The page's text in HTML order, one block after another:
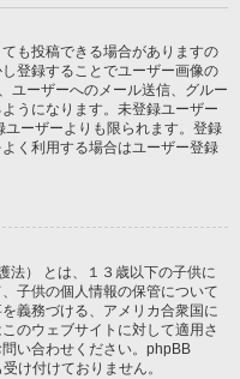
も投稿できる場合がありますの
登録することでユーザー画像の
ユーザーへのメール送信、グルー
うになります。未登録ユーザー
ユーザーよりも限られます。登録
く利用する場合はユーザー登録
法） とは、１３歳以下の子供に
子供の個人情報の保管について
義務づける、アメリカ合衆国に
のウェブサイトに対して適用さ
い合わせください。phpBB
け付けておりません。